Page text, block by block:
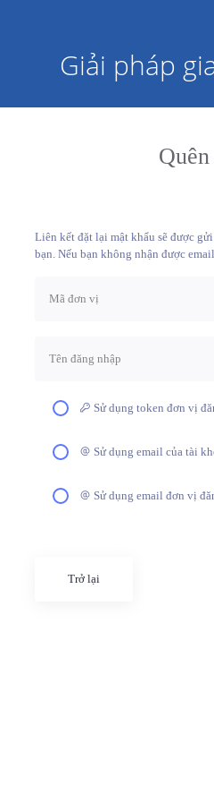
Giải pháp
Liên kết đặt lại mật khẩu sẽ được
bạn. Nếu bạn không nhận được
Sử dụng token đơn vị
Sử dụng email của tài
Sử dụng email đơn vị
Trở lại